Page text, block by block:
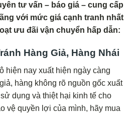
tư vấn – báo giá – cung cấp
với mức giá cạnh tranh nhất
ưu đãi vận chuyển hấp dẫn:
Hàng Giả, Hàng Nhái
hiện nay xuất hiện ngày càng
hàng không rõ nguồn gốc xuất
dụng và thiệt hại kinh tế cho
vệ quyền lợi của mình, hãy mua